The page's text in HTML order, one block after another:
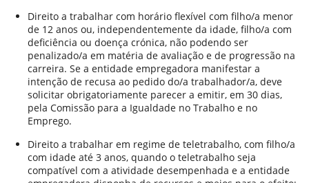
Direito a trabalhar com horário flexível com filho/a menor
de 12 anos ou, independentemente da idade, filho/a com
deficiência ou doença crónica, não podendo ser
penalizado/a em matéria de avaliação e de progressão na
carreira. Se a entidade empregadora manifestar a
intenção de recusa ao pedido do/a trabalhador/a, deve
solicitar obrigatoriamente parecer a emitir, em 30 dias,
pela Comissão para a Igualdade no Trabalho e no
Emprego.
Direito a trabalhar em regime de teletrabalho, com filho/a
com idade até 3 anos, quando o teletrabalho seja
compatível com a atividade desempenhada e a entidade